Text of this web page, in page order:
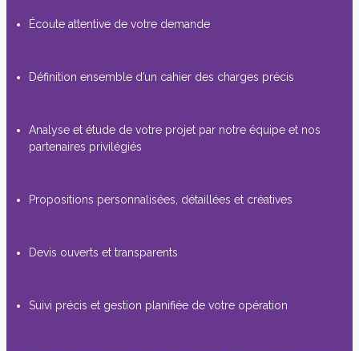
Écoute attentive de votre demande
Définition ensemble d’un cahier des charges précis
Analyse et étude de votre projet par notre équipe et nos
partenaires privilégiés
Propositions personnalisées, détaillées et créatives
Devis ouverts et transparents
Suivi précis et gestion planifiée de votre opération